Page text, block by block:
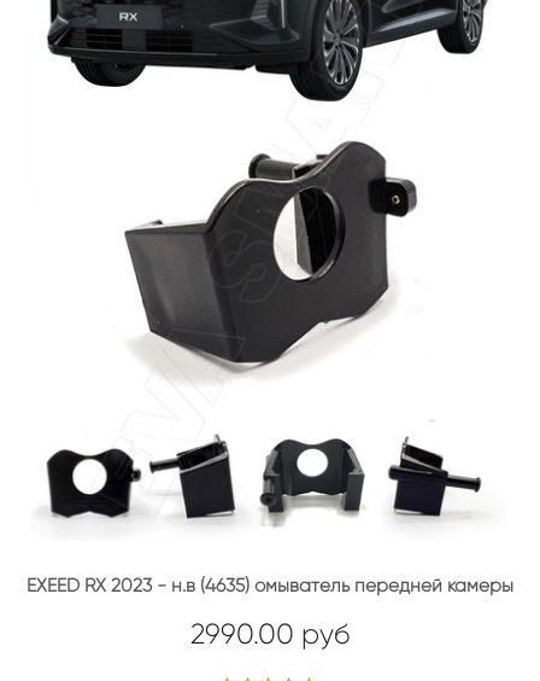
EXEED RX 2023 - н.в (4635) омыватель передней камеры
2990.00 руб